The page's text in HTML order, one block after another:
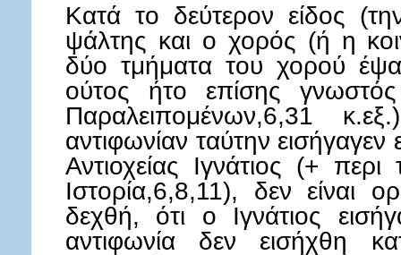
Κατά το δεύτερον είδος
ψάλτης και ο χορός (ή η
δύο τμήματα του χορού
ούτος ήτο επίσης
Παραλειπομένων,6,31
αντιφωνίαν ταύτην εισήγαγεν
Αντιοχείας Ιγνάτιος (+
Ιστορία,6,8,11), δεν είναι
δεχθή, ότι ο Ιγνάτιος
αντιφωνία δεν εισήχθη